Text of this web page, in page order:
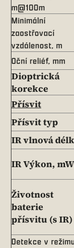
m@100m
Minimální
zaostřovací
vzdálenost, m
Oční reliéf, mm
Dioptrická
korekce
Přísvit
Přísvit typ
IR vlnová
IR Výkon, mW
Životnost
baterie
přísvitu (s IR)
Detekce v